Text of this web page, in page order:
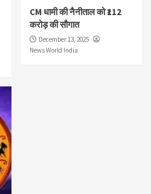
CM धामी की नैनीताल को ₹112
करोड़ की सौगात
December 13, 2025
News World India